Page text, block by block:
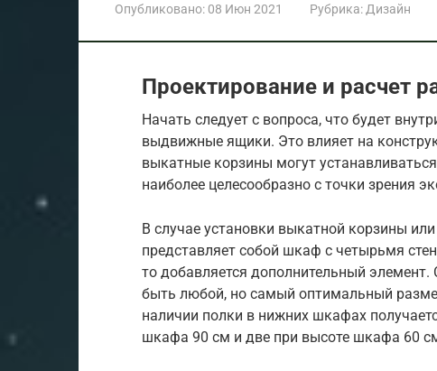
Опубликовано: 08 Июн 2021 Рубрика: Дизайн
Проектирование и расчет
Начать следует с вопроса, что будет
выдвижные ящики. Это влияет на
выкатные корзины могут
наиболее целесообразно с точки зрения
В случае установки выкатной корзины
представляет собой шкаф с четырьмя
то добавляется дополнительный
быть любой, но самый оптимальный
наличии полки в нижних шкафах
шкафа 90 см и две при высоте шкафа 60